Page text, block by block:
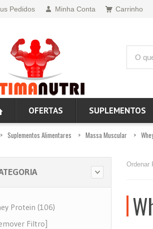
Pedidos Minha Conta Carrinho
OFERTAS SUPLEMENTOS
Suplementos Alimentares Massa Muscular
Protein (106)
Filtro]
Ordenar